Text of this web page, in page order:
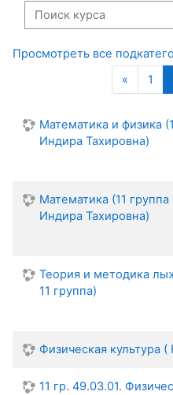
Поиск курса
Просмотреть все
« Назад
1
Математика и физика
Индира Тахировна)
Математика (11
Индира Тахировна)
Теория и методика
11 группа)
Физическая культура
11 гр. 49.03.01.